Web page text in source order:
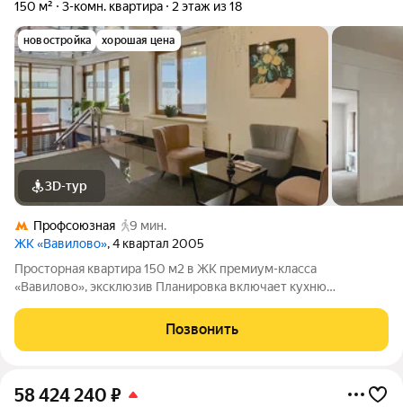
150 м² 3-комн. квартира 2 этаж из 18
новостройка хорошая цена
3D-тур
Профсоюзная
9 мин.
ЖК «Вавилово», 4 квартал 2005
Просторная квартира 150 м2 в ЖК премиум-класса
«Вавилово», эксклюзив Планировка включает кухню
прихожую. Пространство разделено на общее и приватное,
большие площади комнат, предусмотрено много
Позвонить
58 424 240 ₽